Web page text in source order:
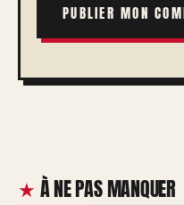
À NE PAS MANQUER